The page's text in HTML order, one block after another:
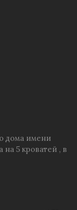
дома имени
на 5 кроватей , в